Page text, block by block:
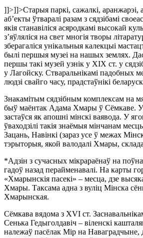
]]>]]>Старыя паркі, сажалкі, аранжарэі,
аб’екты ўтваралі разам з сядзібамі
якія станавіліся асяродкамі высокай
з’яўляліся на свет многія творы
зберагаліся унікальныя калекцыі
былі першыя музеі на нашых землях.
першы такі музей узнік у XIX ст. у
у Лагойску. Стваральнікамі падобных
людзі свайго часу, прадстаўнікі
Знакамітым сядзібным комплексам на
быў маёнтак Адама Хмары ў Сёмкаве. У
застаўся як апошні мінскі ваявода. У
ўваходзілі такія знаёмыя мінчанам
Зацань, Навінкі (зараз усе ў межах
тэрыторыя, якой валодалі Хмары,
*Адзін з сучасных мікрараёнаў на
гадоў назад перайменавалі. На карты
«Хмарынскія пасекі» – месца, дзе
Хмары. Таксама адна з вуліц Мінска
Хмарынская.
Сёмкава вядома з XVI ст.
Сенька Гедыголдавіч – віленскі
належаў пасёлак Мір на Наваградчыне,